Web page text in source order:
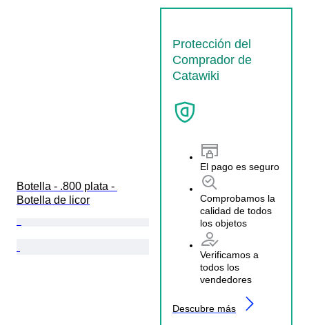
Protección del
Comprador de
Catawiki
El pago es seguro
Comprobamos la
calidad de todos
los objetos
Verificamos a
todos los
vendedores
Descubre más
Botella - .800 plata -
Botella de licor